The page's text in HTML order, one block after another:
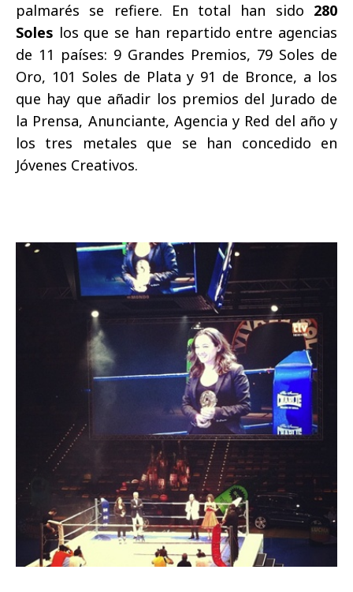
palmarés se refiere. En total han sido 280
Soles los que se han repartido entre agencias
de 11 países: 9 Grandes Premios, 79 Soles de
Oro, 101 Soles de Plata y 91 de Bronce, a los
que hay que añadir los premios del Jurado de
la Prensa, Anunciante, Agencia y Red del año y
los tres metales que se han concedido en
Jóvenes Creativos.